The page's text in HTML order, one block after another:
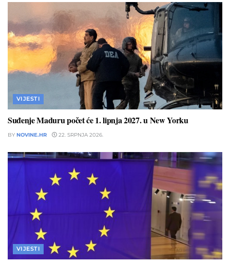
VIJESTI
Suđenje Maduru počet će 1. lipnja 2027. u New Yorku
BY NOVINE.HR 22. SRPNJA 2026.
VIJESTI